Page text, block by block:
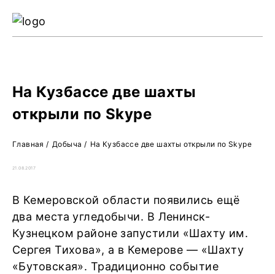
На Кузбассе две шахты
открыли по Skype
Главная / Добыча / На Кузбассе две шахты открыли по Skype
21.08.2017
В Кемеровской области появились ещё
два места угледобычи. В Ленинск-
Кузнецком районе запустили «Шахту им.
Сергея Тихова», а в Кемерове — «Шахту
«Бутовская». Традиционно событие